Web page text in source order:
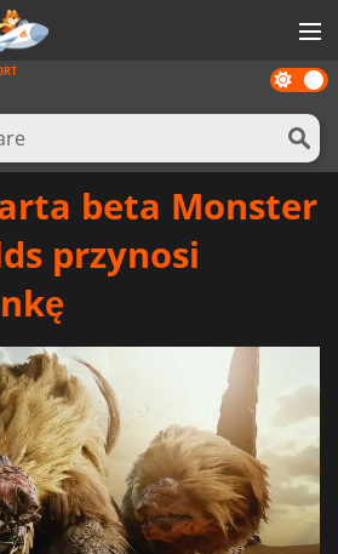
Dark
mode
beta Monster
przynosi